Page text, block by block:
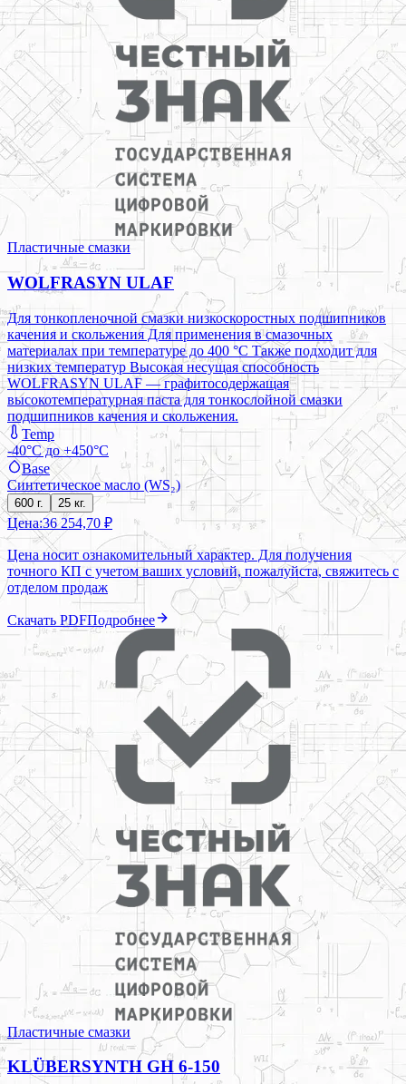
Пластичные смазки
WOLFRASYN ULAF
Для тонкопленочной смазки низкоскоростных подшипников
качения и скольжения Для применения в смазочных
материалах при температуре до 400 °C Также подходит для
низких температур Высокая несущая способность
WOLFRASYN ULAF — графитосодержащая
высокотемпературная паста для тонкослойной смазки
подшипников качения и скольжения.
Temp
-40°C до +450°C
Base
Синтетическое масло (WS₂)
600 г. 25 кг.
Цена:36 254,70 ₽
Цена носит ознакомительный характер. Для получения
точного КП с учетом ваших условий, пожалуйста, свяжитесь с
отделом продаж
Скачать PDFПодробнее
Пластичные смазки
KLÜBERSYNTH GH 6-150